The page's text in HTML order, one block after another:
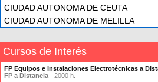
CIUDAD AUTONOMA DE CEUTA
CIUDAD AUTONOMA DE MELILLA
Cursos de Interés
FP Equipos e Instalaciones Electrotécnicas a
FP a Distancia - 2000 h.